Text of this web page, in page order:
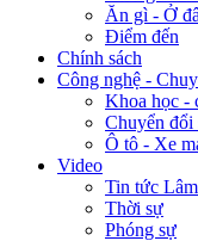
Ăn gì - Ở
Điểm đến
Chính sách
Công nghệ -
Khoa học -
Chuyển đổi
Ô tô - Xe
Video
Tin tức
Thời sự
Phóng sự